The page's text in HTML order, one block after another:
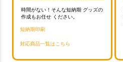
時間がない！そんな短納期 グッズの
作成もお任せ ください。
短納期印刷
対応商品一覧はこちら